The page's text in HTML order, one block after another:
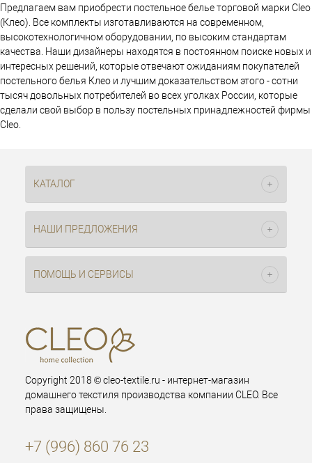
Предлагаем вам приобрести постельное белье торговой марки Cleo
(Клео). Все комплекты изготавливаются на современном,
высокотехнологичном оборудовании, по высоким стандартам
качества. Наши дизайнеры находятся в постоянном поиске новых и
интересных решений, которые отвечают ожиданиям покупателей
постельного белья Клео и лучшим доказательством этого - сотни
тысяч довольных потребителей во всех уголках России, которые
сделали свой выбор в пользу постельных принадлежностей фирмы
Cleo.
КАТАЛОГ
НАШИ ПРЕДЛОЖЕНИЯ
ПОМОЩЬ И СЕРВИСЫ
Copyright 2018 © cleo-textile.ru - интернет-магазин
домашнего текстиля производства компании CLEO. Все
права защищены.
+7 (996) 860 76 23